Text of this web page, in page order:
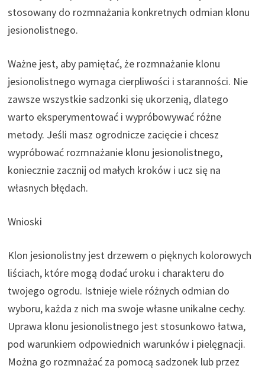
stosowany do rozmnażania konkretnych odmian klonu
jesionolistnego.
Ważne jest, aby pamiętać, że rozmnażanie klonu
jesionolistnego wymaga cierpliwości i staranności. Nie
zawsze wszystkie sadzonki się ukorzenią, dlatego
warto eksperymentować i wypróbowywać różne
metody. Jeśli masz ogrodnicze zacięcie i chcesz
wypróbować rozmnażanie klonu jesionolistnego,
koniecznie zacznij od małych kroków i ucz się na
własnych błędach.
Wnioski
Klon jesionolistny jest drzewem o pięknych kolorowych
liściach, które mogą dodać uroku i charakteru do
twojego ogrodu. Istnieje wiele różnych odmian do
wyboru, każda z nich ma swoje własne unikalne cechy.
Uprawa klonu jesionolistnego jest stosunkowo łatwa,
pod warunkiem odpowiednich warunków i pielęgnacji.
Można go rozmnażać za pomocą sadzonek lub przez